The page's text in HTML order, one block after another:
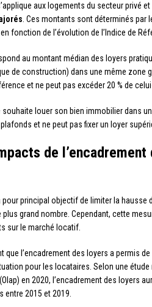
aux logements du secteur privé
. Ces montants sont déterminés
fonction de l’évolution de l’Indice de
au montant médian des loyers
de construction) dans une même zone
et ne peut pas excéder 20 % de
souhaite louer son bien immobilier dans
et ne peut pas fixer un loyer
de
pour principal objectif de limiter la
plus grand nombre. Cependant, cette
sur le marché locatif.
que l’encadrement des loyers a permis
pour les locataires. Selon une étude
en 2020, l’encadrement des loyers
entre 2015 et 2019.